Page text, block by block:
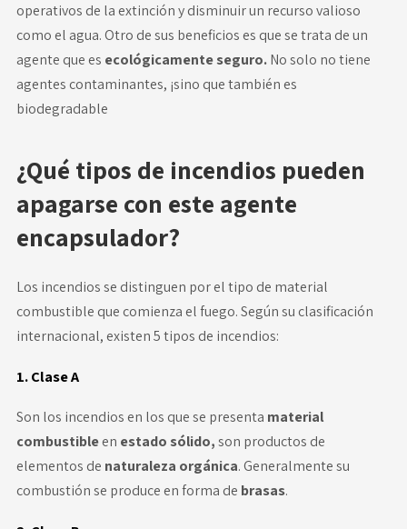
operativos de la extinción y disminuir un recurso valioso
como el agua. Otro de sus beneficios es que se trata de un
agente que es ecológicamente seguro.No solo no tiene
agentes contaminantes, ¡sino que también es
biodegradable
¿Qué tipos de incendios pueden
apagarse con este agente
encapsulador?
Los incendios se distinguen por el tipo de material
combustible que comienza el fuego. Según su clasificación
internacional, existen 5 tipos de incendios:
1. Clase A
Son los incendios en los que se presenta material
combustibleen estado sólido,son productos de
elementos de naturaleza orgánica. Generalmente su
combustión se produce en forma de brasas.